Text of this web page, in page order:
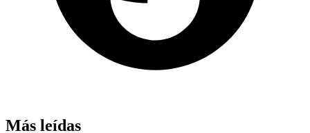
Más leídas